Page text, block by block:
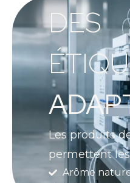
DES
Les produits
permettent
Arôme